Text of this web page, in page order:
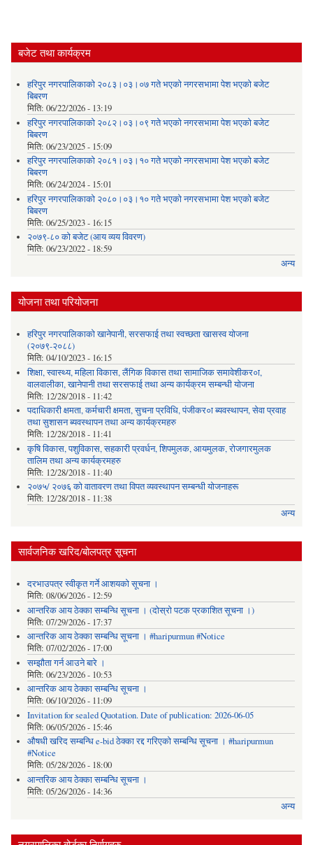
बजेट तथा कार्यक्रम
हरिपुर नगरपालिकाको २०८३।०३।०७ गते भएको नगरसभामा पेश भएको बजेट
बिबरण
मिति: 06/22/2026 - 13:19
हरिपुर नगरपालिकाको २०८२।०३।०९ गते भएको नगरसभामा पेश भएको बजेट
बिबरण
मिति: 06/23/2025 - 15:09
हरिपुर नगरपालिकाको २०८१।०३।१० गते भएको नगरसभामा पेश भएको बजेट
बिबरण
मिति: 06/24/2024 - 15:01
हरिपुर नगरपालिकाको २०८०।०३।१० गते भएको नगरसभामा पेश भएको बजेट
बिबरण
मिति: 06/25/2023 - 16:15
२०७९-८० को बजेट (आय व्यय विवरण)
मिति: 06/23/2022 - 18:59
अन्य
योजना तथा परियोजना
हरिपुर नगरपालिकाको खानेपानी, सरसफाई तथा स्वच्छता खासस्व योजना
(२०७९-२०८८)
मिति: 04/10/2023 - 16:15
शिक्षा, स्वास्थ्य, महिला विकास, लैंगिक विकास तथा सामाजिक समावेशीकर०ा,
वालवालीका, खानेपानी तथा सरसफाई तथा अन्य कार्यक्रम सम्बन्धी योजना
मिति: 12/28/2018 - 11:42
पदाधिकारी क्षमता, कर्मचारी क्षमता, सुचना प्रविधि, पंजीकर०ा ब्यवस्थापन, सेवा प्रवाह
तथा सुशासन ब्यवस्थापन तथा अन्य कार्यक्रमहरु
मिति: 12/28/2018 - 11:41
कृषि विकास, पशुविकास, सहकारी प्रवर्धन, शिपमुलक, आयमुलक, रोजगारमुलक
तालिम तथा अन्य कार्यक्रमहरु
मिति: 12/28/2018 - 11:40
२०७५/ २०७६ को वातावरण तथा विपत व्यवस्थापन सम्बन्धी योजनाहरू
मिति: 12/28/2018 - 11:38
अन्य
सार्वजनिक खरिद/बोलपत्र सूचना
दरभाउपत्र स्वीकृत गर्ने आशयको सूचना ।
मिति: 08/06/2026 - 12:59
आन्तरिक आय ठेक्का सम्बन्धि सूचना । (दोस्रो पटक प्रकाशित सूचना ।)
मिति: 07/29/2026 - 17:37
आन्तरिक आय ठेक्का सम्बन्धि सूचना । #haripurmun #Notice
मिति: 07/02/2026 - 17:00
सम्झौता गर्न आउने बारे ।
मिति: 06/23/2026 - 10:53
आन्तरिक आय ठेक्का सम्बन्धि सूचना ।
मिति: 06/10/2026 - 11:09
Invitation for sealed Quotation. Date of publication: 2026-06-05
मिति: 06/05/2026 - 15:46
औषधी खरिद सम्बन्धि e-bid ठेक्का रद्द गरिएको सम्बन्धि सूचना । #haripurmun
#Notice
मिति: 05/28/2026 - 18:00
आन्तरिक आय ठेक्का सम्बन्धि सूचना ।
मिति: 05/26/2026 - 14:36
अन्य